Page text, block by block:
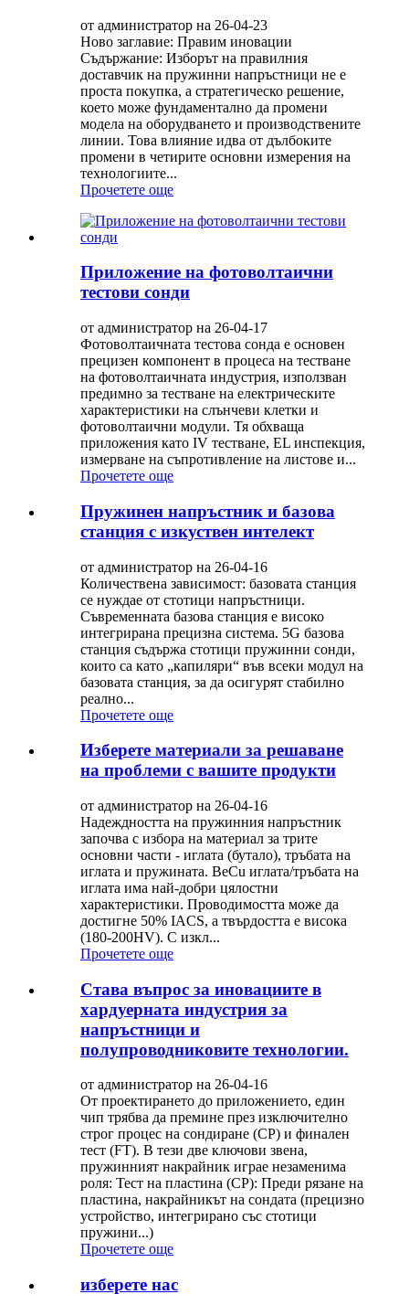
от администратор на 26-04-23
Ново заглавие: Правим иновации
Съдържание: Изборът на правилния
доставчик на пружинни напръстници не е
проста покупка, а стратегическо решение,
което може фундаментално да промени
модела на оборудването и производствените
линии. Това влияние идва от дълбоките
промени в четирите основни измерения на
технологиите...
Прочетете още
Приложение на фотоволтаични
тестови сонди
от администратор на 26-04-17
Фотоволтаичната тестова сонда е основен
прецизен компонент в процеса на тестване
на фотоволтаичната индустрия, използван
предимно за тестване на електрическите
характеристики на слънчеви клетки и
фотоволтаични модули. Тя обхваща
приложения като IV тестване, EL инспекция,
измерване на съпротивление на листове и...
Прочетете още
Пружинен напръстник и базова
станция с изкуствен интелект
от администратор на 26-04-16
Количествена зависимост: базовата станция
се нуждае от стотици напръстници.
Съвременната базова станция е високо
интегрирана прецизна система. 5G базова
станция съдържа стотици пружинни сонди,
които са като „капиляри“ във всеки модул на
базовата станция, за да осигурят стабилно
реално...
Прочетете още
Изберете материали за решаване
на проблеми с вашите продукти
от администратор на 26-04-16
Надеждността на пружинния напръстник
започва с избора на материал за трите
основни части - иглата (бутало), тръбата на
иглата и пружината. BeCu иглата/тръбата на
иглата има най-добри цялостни
характеристики. Проводимостта може да
достигне 50% IACS, а твърдостта е висока
(180-200HV). С изкл...
Прочетете още
Става въпрос за иновациите в
хардуерната индустрия за
напръстници и
полупроводниковите технологии.
от администратор на 26-04-16
От проектирането до приложението, един
чип трябва да премине през изключително
строг процес на сондиране (CP) и финален
тест (FT). В тези две ключови звена,
пружинният накрайник играе незаменима
роля: Тест на пластина (CP): Преди рязане на
пластина, накрайникът на сондата (прецизно
устройство, интегрирано със стотици
пружини...)
Прочетете още
изберете нас